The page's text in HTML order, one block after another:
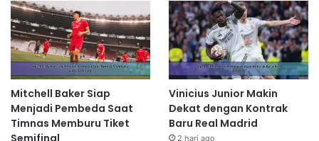
Mitchell Baker Siap
Menjadi Pembeda Saat
Timnas Memburu Tiket
Semifinal
Vinicius Junior Makin
Dekat dengan Kontrak
Baru Real Madrid
2 hari ago